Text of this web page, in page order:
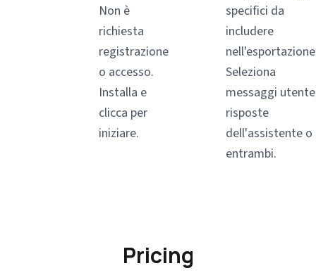
Non è
richiesta
registrazione
o accesso.
Installa e
clicca per
iniziare.
specifici da
includere
Seleziona
messaggi
risposte
dell'assistente o
entrambi.
Pricing